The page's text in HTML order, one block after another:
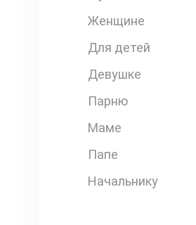
Женщине
Для детей
Девушке
Парню
Маме
Папе
Начальнику